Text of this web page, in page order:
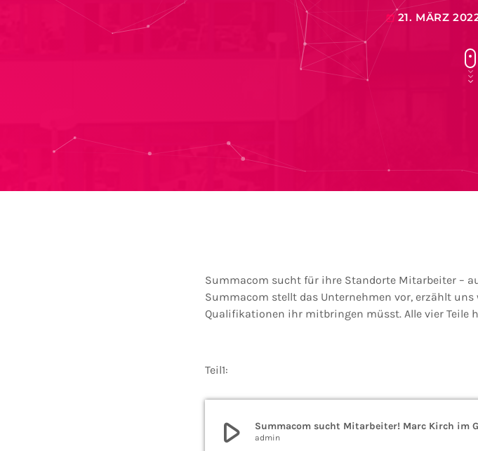
today 21. MÄRZ
Summacom sucht für ihre Standorte Mitarbeiter –
Summacom stellt das Unternehmen vor, erzählt
Qualifikationen ihr mitbringen müsst. Alle vier Teile
Teil1:
play_arrow Summacom sucht Mitarbeiter! Marc Kirch im
admin